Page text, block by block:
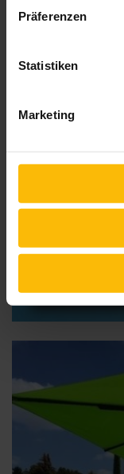
Präferenzen
Statistiken
Marketing